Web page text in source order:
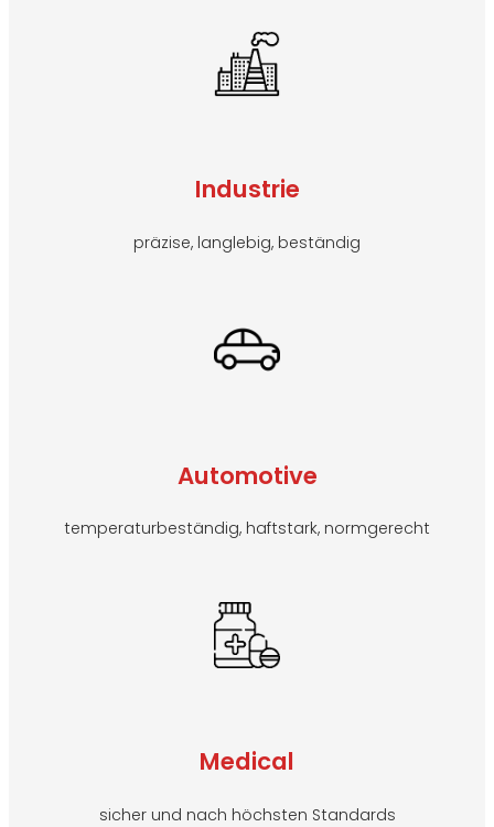
Industrie
präzise, langlebig, beständig
Automotive
temperaturbeständig, haftstark, normgerecht
Medical
sicher und nach höchsten Standards